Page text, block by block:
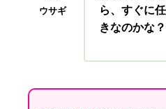
ウサギ
ら、すぐに
きなのかな？